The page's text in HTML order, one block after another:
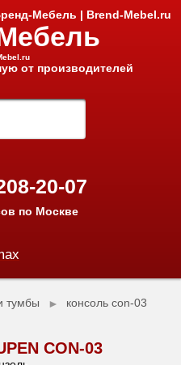
от производителей
20-07
по Москве
тумбы ► консоль con-03
CON-03